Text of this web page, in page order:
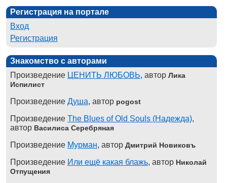
Регистрация на портале
Вход
Регистрация
Знакомство с авторами
Произведение ЦЕНИТЬ ЛЮБОВЬ, автор Лика
Испилист
Произведение Душа, автор pogost
Произведение The Blues of Old Souls (Надежда),
автор Василиса Серебряная
Произведение Мурман, автор Дмитрий Новиковъ
Произведение Или ещё какая блажь, автор Николай
Отпущения